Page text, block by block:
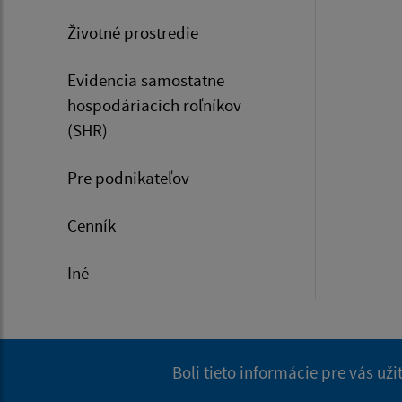
Životné prostredie
Evidencia samostatne
hospodáriacich roľníkov
(SHR)
Pre podnikateľov
Cenník
Iné
Boli tieto informácie pre vás